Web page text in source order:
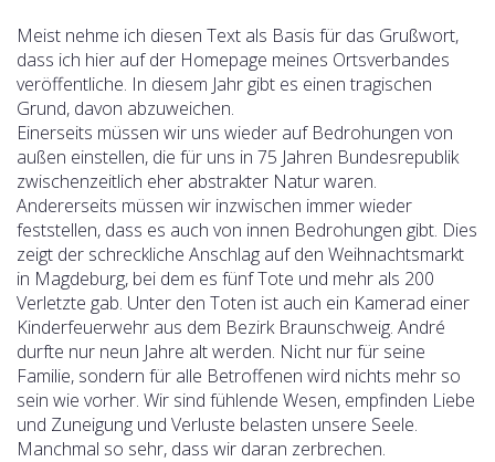
Meist nehme ich diesen Text als Basis für das Grußwort,
dass ich hier auf der Homepage meines Ortsverbandes
veröffentliche. In diesem Jahr gibt es einen tragischen
Grund, davon abzuweichen.
Einerseits müssen wir uns wieder auf Bedrohungen von
außen einstellen, die für uns in 75 Jahren Bundesrepublik
zwischenzeitlich eher abstrakter Natur waren.
Andererseits müssen wir inzwischen immer wieder
feststellen, dass es auch von innen Bedrohungen gibt. Dies
zeigt der schreckliche Anschlag auf den Weihnachtsmarkt
in Magdeburg, bei dem es fünf Tote und mehr als 200
Verletzte gab. Unter den Toten ist auch ein Kamerad einer
Kinderfeuerwehr aus dem Bezirk Braunschweig. André
durfte nur neun Jahre alt werden. Nicht nur für seine
Familie, sondern für alle Betroffenen wird nichts mehr so
sein wie vorher. Wir sind fühlende Wesen, empfinden Liebe
und Zuneigung und Verluste belasten unsere Seele.
Manchmal so sehr, dass wir daran zerbrechen.